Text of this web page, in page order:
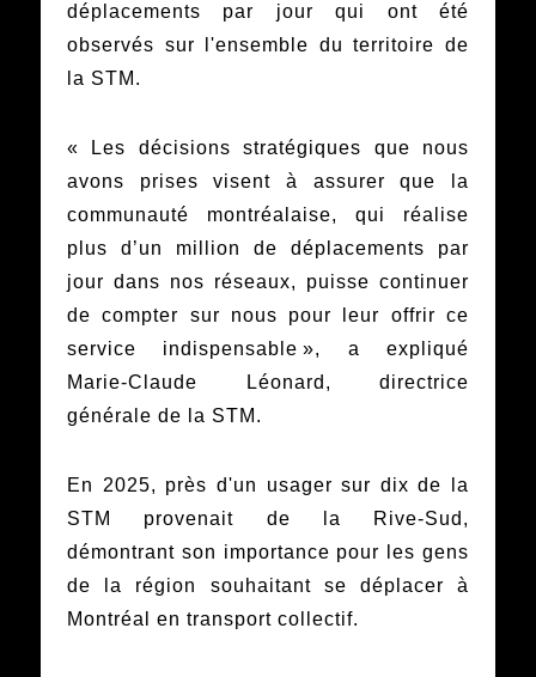
déplacements par jour qui ont été
observés sur l'ensemble du territoire de
la STM.
« Les décisions stratégiques que nous
avons prises visent à assurer que la
communauté montréalaise, qui réalise
plus d’un million de déplacements par
jour dans nos réseaux, puisse continuer
de compter sur nous pour leur offrir ce
service indispensable », a expliqué
Marie-Claude Léonard, directrice
générale de la STM.
En 2025, près d'un usager sur dix de la
STM provenait de la Rive-Sud,
démontrant son importance pour les gens
de la région souhaitant se déplacer à
Montréal en transport collectif.